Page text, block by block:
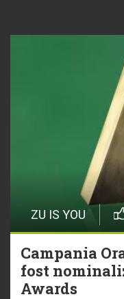
ZU IS YOU
Campania
fost
Awards